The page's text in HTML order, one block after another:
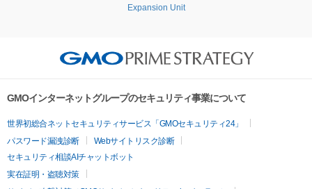
Expansion Unit
GMOインターネットグループのセキュリティ事業について
世界初総合ネットセキュリティサービス「GMOセキュリティ24」
パスワード漏洩診断
Webサイトリスク診断
セキュリティ相談AIチャットボット
実在証明・盗聴対策